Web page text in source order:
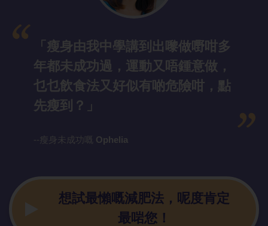
「瘦身由我中學講到出嚟做嘢咁多
年都未成功過，運動又唔鍾意做，
乜乜飲食法又好似有啲危險咁，點
先瘦到？」
--瘦身未成功嘅 Ophelia
想試最懶嘅減肥法，呢度肯定
最啱您！